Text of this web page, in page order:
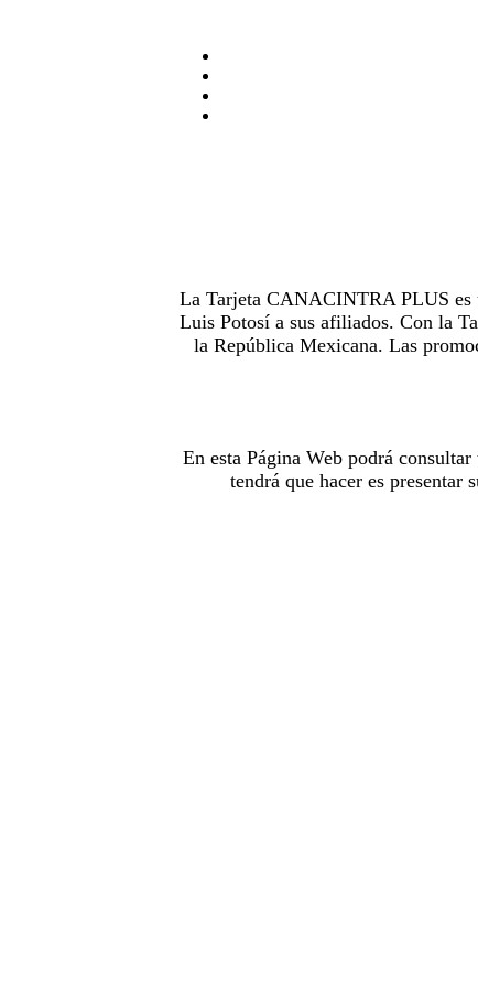
La Tarjeta CANACINTRA PLUS es
Luis Potosí a sus afiliados. Con la
la República Mexicana. Las
En esta Página Web podrá
tendrá que hacer es